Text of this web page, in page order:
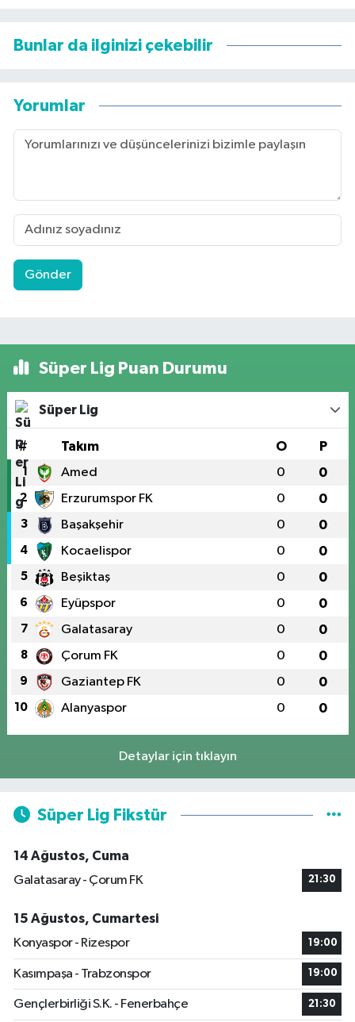
Bunlar da ilginizi çekebilir
Yorumlar
Gönder
Süper Lig Puan Durumu
Süper Lig
# Takım O P
1 Amed 0 0
2 Erzurumspor FK 0 0
3 Başakşehir 0 0
4 Kocaelispor 0 0
5 Beşiktaş 0 0
6 Eyüpspor 0 0
7 Galatasaray 0 0
8 Çorum FK 0 0
9 Gaziantep FK 0 0
10 Alanyaspor 0 0
Detaylar için tıklayın
Süper Lig Fikstür
14 Ağustos, Cuma
Galatasaray - Çorum FK
21:30
15 Ağustos, Cumartesi
Konyaspor - Rizespor
19:00
Kasımpaşa - Trabzonspor 19:00
Gençlerbirliği S.K. - Fenerbahçe 21:30